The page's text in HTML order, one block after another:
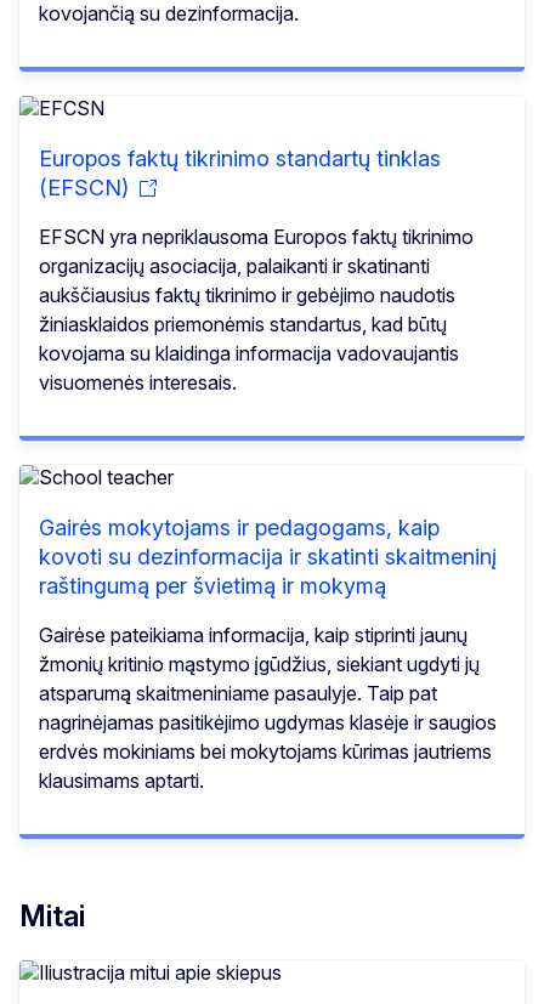
kovojančią su dezinformacija.
Europos faktų tikrinimo standartų tinklas
(EFSCN)
EFSCN yra nepriklausoma Europos faktų tikrinimo
organizacijų asociacija, palaikanti ir skatinanti
aukščiausius faktų tikrinimo ir gebėjimo naudotis
žiniasklaidos priemonėmis standartus, kad būtų
kovojama su klaidinga informacija vadovaujantis
visuomenės interesais.
Gairės mokytojams ir pedagogams, kaip
kovoti su dezinformacija ir skatinti skaitmeninį
raštingumą per švietimą ir mokymą
Gairėse pateikiama informacija, kaip stiprinti jaunų
žmonių kritinio mąstymo įgūdžius, siekiant ugdyti jų
atsparumą skaitmeniniame pasaulyje. Taip pat
nagrinėjamas pasitikėjimo ugdymas klasėje ir saugios
erdvės mokiniams bei mokytojams kūrimas jautriems
klausimams aptarti.
Mitai